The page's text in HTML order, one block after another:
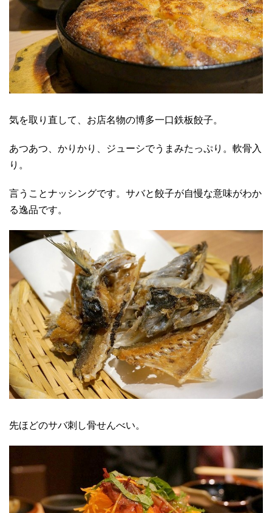
気を取り直して、お店名物の博多一口鉄板餃子。
あつあつ、かりかり、ジューシでうまみたっぷり。軟骨入
り。
言うことナッシングです。サバと餃子が自慢な意味がわか
る逸品です。
先ほどのサバ刺し骨せんべい。